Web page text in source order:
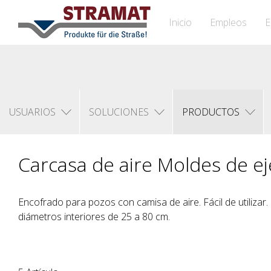
Inicio Empleos
USUARIOS SOLUCIONES PRODUCTOS
Carcasa de aire Moldes de
Encofrado para pozos con camisa de aire. Fácil de
diámetros interiores de 25 a 80 cm.